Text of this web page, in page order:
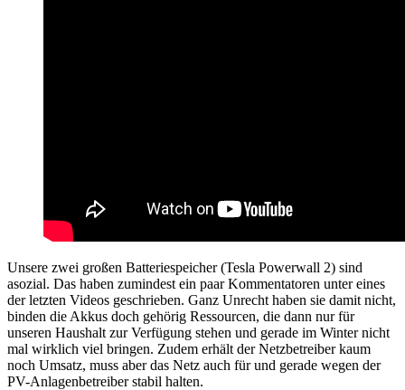
Unsere zwei großen Batteriespeicher (Tesla Powerwall 2) sind
asozial. Das haben zumindest ein paar Kommentatoren unter eines
der letzten Videos geschrieben. Ganz Unrecht haben sie damit nicht,
binden die Akkus doch gehörig Ressourcen, die dann nur für
unseren Haushalt zur Verfügung stehen und gerade im Winter nicht
mal wirklich viel bringen. Zudem erhält der Netzbetreiber kaum
noch Umsatz, muss aber das Netz auch für und gerade wegen der
PV-Anlagenbetreiber stabil halten.